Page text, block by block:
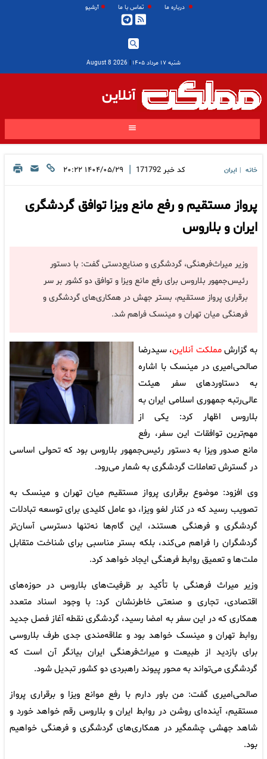
درباره ما تماس با ما آرشیو
شنبه ۱۷ مرداد ۱۴۰۵ |
2026 August 8
آنلاین
خانه ایران کد خبر 171792
| ۱۴۰۴/۰۵/۲۹ ۲۰:۲۲
پرواز مستقیم و رفع مانع ویزا توافق گردشگری
ایران و بلاروس
وزیر میراث‌فرهنگی، گردشگری و صنایع‌دستی گفت: با دستور
رئیس‌جمهور بلاروس برای رفع مانع ویزا و توافق دو کشور بر سر
برقراری پرواز مستقیم، بستر جهش در همکاری‌های گردشگری و
فرهنگی میان تهران و مینسک فراهم شد.
به گزارشمملکت آنلاین، سیدرضا
صالحی‌امیری در مینسک با اشاره
به دستاوردهای سفر هیئت
عالی‌رتبه جمهوری اسلامی ایران به
بلاروس اظهار کرد: یکی از
مهم‌ترین توافقات این سفر، رفع
مانع صدور ویزا به دستور رئیس‌جمهور بلاروس بود که تحولی اساسی
در گسترش تعاملات گردشگری به شمار می‌رود.
وی افزود: موضوع برقراری پرواز مستقیم میان تهران و مینسک به
تصویب رسید که در کنار لغو ویزا، دو عامل کلیدی برای توسعه تبادلات
گردشگری و فرهنگی هستند، این گام‌ها نه‌تنها دسترسی آسان‌تر
گردشگران را فراهم می‌کند، بلکه بستر مناسبی برای شناخت متقابل
ملت‌ها و تعمیق روابط فرهنگی ایجاد خواهد کرد.
وزیر میراث فرهنگی با تأکید بر ظرفیت‌های بلاروس در حوزه‌های
اقتصادی، تجاری و صنعتی خاطرنشان کرد: با وجود اسناد متعدد
همکاری که در این سفر به امضا رسید، گردشگری نقطه آغاز فصل جدید
روابط تهران و مینسک خواهد بود و علاقه‌مندی جدی طرف بلاروسی
برای بازدید از طبیعت و میراث‌فرهنگی ایران بیانگر آن است که
گردشگری می‌تواند به محور پیوند راهبردی دو کشور تبدیل شود.
صالحی‌امیری گفت: من باور دارم با رفع موانع ویزا و برقراری پرواز
مستقیم، آینده‌ای روشن در روابط ایران و بلاروس رقم خواهد خورد و
شاهد جهشی چشمگیر در همکاری‌های گردشگری و فرهنگی خواهیم
بود.